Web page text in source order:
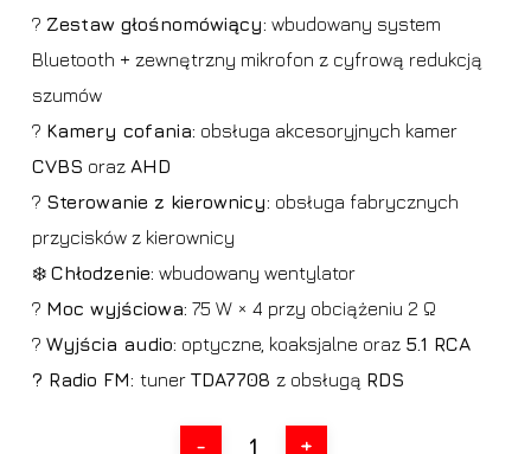
?️ Zestaw głośnomówiący: wbudowany system
Bluetooth + zewnętrzny mikrofon z cyfrową redukcją
szumów
? Kamery cofania: obsługa akcesoryjnych kamer
CVBS oraz AHD
?️ Sterowanie z kierownicy: obsługa fabrycznych
przycisków z kierownicy
❄️ Chłodzenie: wbudowany wentylator
? Moc wyjściowa: 75 W × 4 przy obciążeniu 2 Ω
? Wyjścia audio: optyczne, koaksjalne oraz 5.1 RCA
? Radio FM: tuner TDA7708 z obsługą RDS